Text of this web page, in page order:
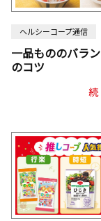
ヘルシーコープ通信
一品もののバラ
のコツ